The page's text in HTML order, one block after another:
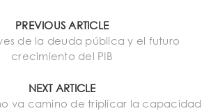
PREVIOUS ARTICLE
de la deuda pública y el futuro
crecimiento del PIB
NEXT ARTICLE
va camino de triplicar la capacidad